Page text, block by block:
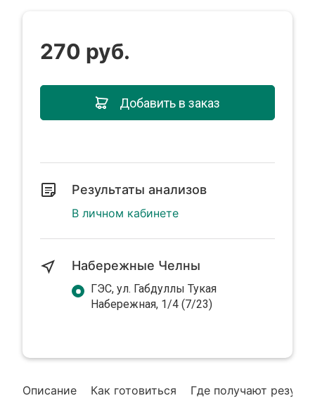
Описание Как готовиться Где получают
270 руб.
Добавить в заказ
Результаты анализов
В личном кабинете
Набережные Челны
ГЭС, ул. Габдуллы Тукая
Набережная, 1/4 (7/23)